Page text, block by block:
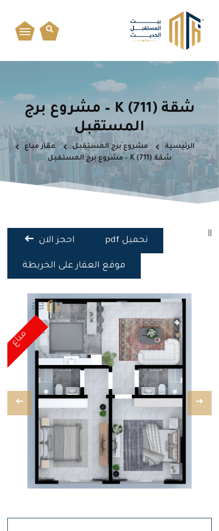
شقة K (711) – مشروع برج
المستقبل
الرئيسية مشروع برج المستقبل
عقار مباع
شقة K (711) – مشروع برج المستقبل
احجز الان تحميل pdf
موقع العقار على الخريطة
مباع